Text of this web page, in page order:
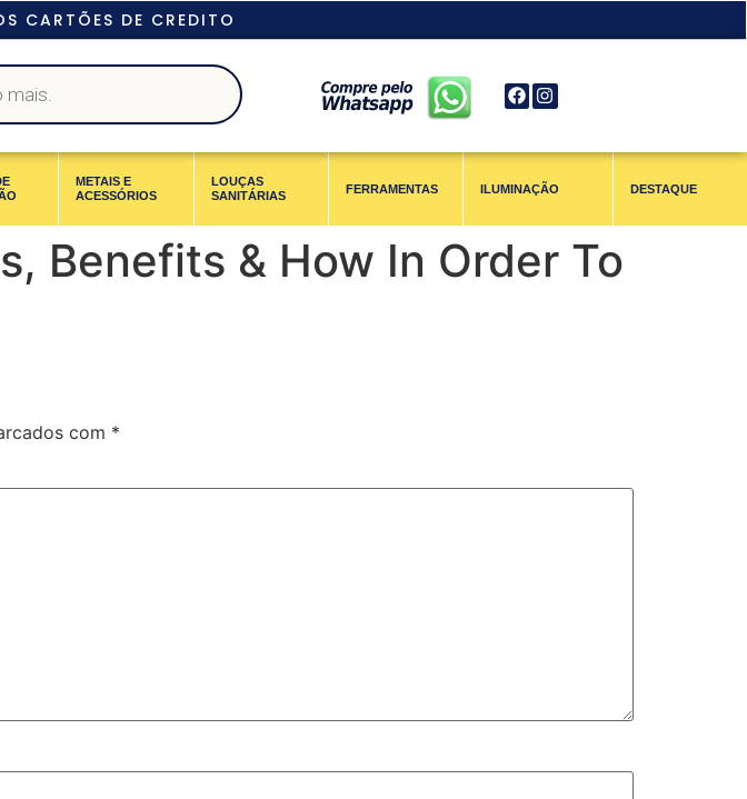
CARTÕES DE CREDITO
METAIS E
ACESSÓRIOS
LOUÇAS
SANITÁRIAS
FERRAMENTAS ILUMINAÇÃO DESTAQUE
Benefits & How In Order To
com *